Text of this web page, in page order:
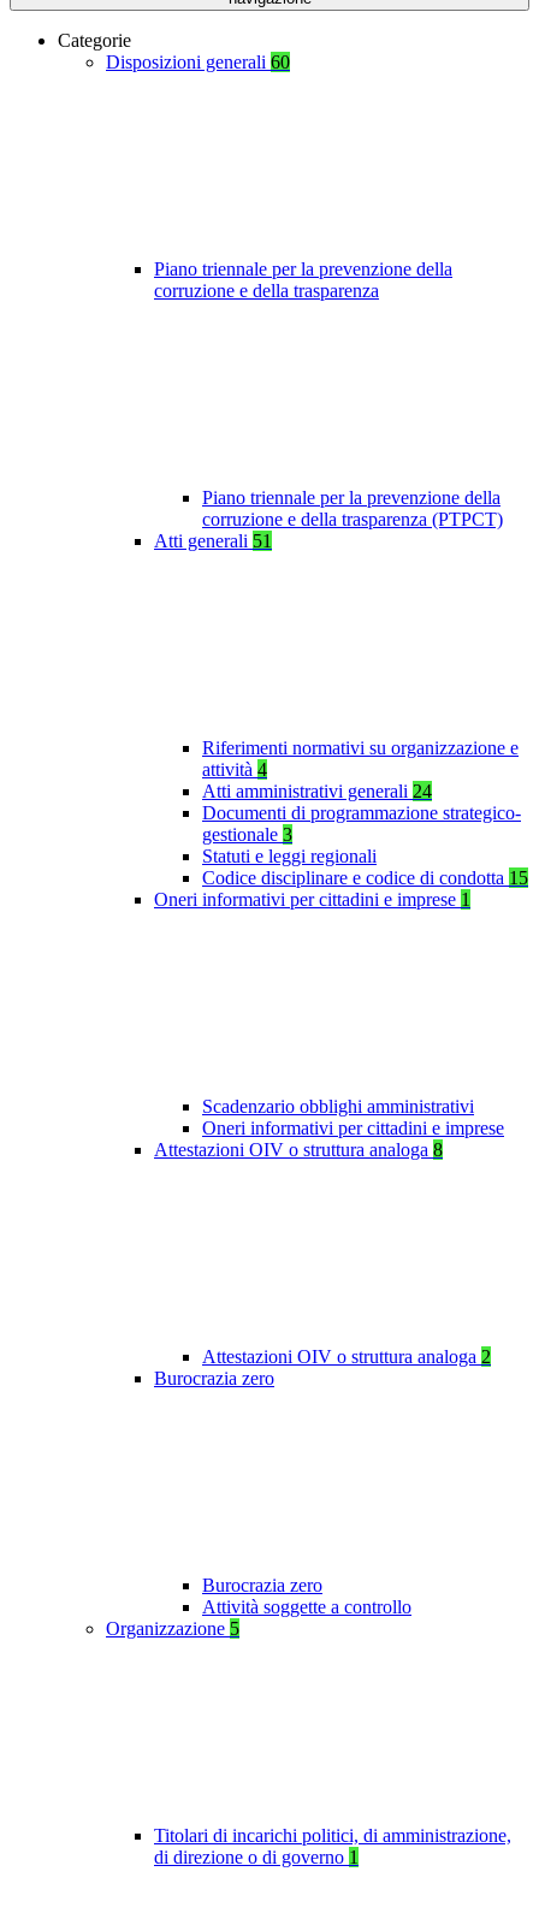
Categorie
Disposizioni generali 60
Piano triennale per la prevenzione della
corruzione e della trasparenza
Piano triennale per la prevenzione della
corruzione e della trasparenza (PTPCT)
Atti generali 51
Riferimenti normativi su organizzazione e
attività 4
Atti amministrativi generali 24
Documenti di programmazione strategico-
gestionale 3
Statuti e leggi regionali
Codice disciplinare e codice di condotta 15
Oneri informativi per cittadini e imprese 1
Scadenzario obblighi amministrativi
Oneri informativi per cittadini e imprese
Attestazioni OIV o struttura analoga 8
Attestazioni OIV o struttura analoga 2
Burocrazia zero
Burocrazia zero
Attività soggette a controllo
Organizzazione 5
Titolari di incarichi politici, di amministrazione,
di direzione o di governo 1